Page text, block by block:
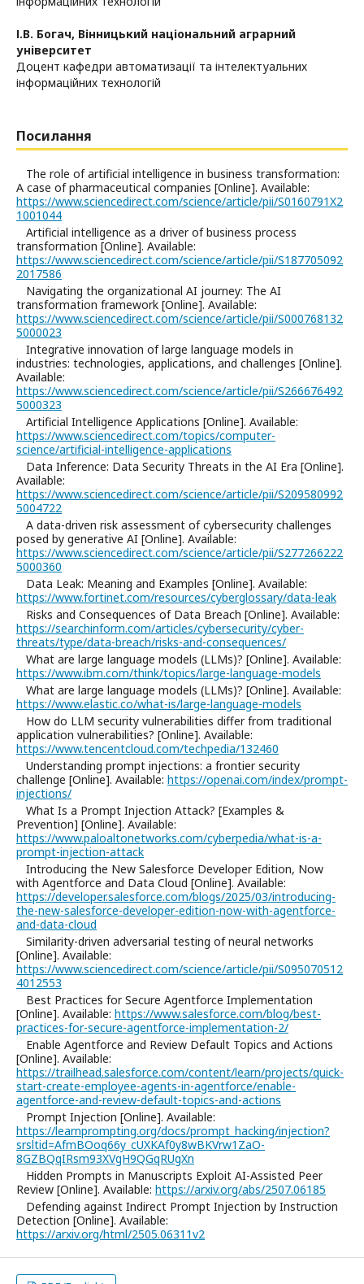
І.В. Богач, Вінницький національний аграрний
університет
Доцент кафедри автоматизації та інтелектуальних
інформаційних технологій
Посилання
The role of artificial intelligence in business transformation:
A case of pharmaceutical companies [Online]. Available:
https://www.sciencedirect.com/science/article/pii/S0160791X2
1001044
Artificial intelligence as a driver of business process
transformation [Online]. Available:
https://www.sciencedirect.com/science/article/pii/S187705092
2017586
Navigating the organizational AI journey: The AI
transformation framework [Online]. Available:
https://www.sciencedirect.com/science/article/pii/S000768132
5000023
Integrative innovation of large language models in
industries: technologies, applications, and challenges [Online].
Available:
https://www.sciencedirect.com/science/article/pii/S266676492
5000323
Artificial Intelligence Applications [Online]. Available:
https://www.sciencedirect.com/topics/computer-
science/artificial-intelligence-applications
Data Inference: Data Security Threats in the AI Era [Online].
Available:
https://www.sciencedirect.com/science/article/pii/S209580992
5004722
A data-driven risk assessment of cybersecurity challenges
posed by generative AI [Online]. Available:
https://www.sciencedirect.com/science/article/pii/S277266222
5000360
Data Leak: Meaning and Examples [Online]. Available:
https://www.fortinet.com/resources/cyberglossary/data-leak
Risks and Consequences of Data Breach [Online]. Available:
https://searchinform.com/articles/cybersecurity/cyber-
threats/type/data-breach/risks-and-consequences/
What are large language models (LLMs)? [Online]. Available:
https://www.ibm.com/think/topics/large-language-models
What are large language models (LLMs)? [Online]. Available:
https://www.elastic.co/what-is/large-language-models
How do LLM security vulnerabilities differ from traditional
application vulnerabilities? [Online]. Available:
https://www.tencentcloud.com/techpedia/132460
Understanding prompt injections: a frontier security
challenge [Online]. Available: https://openai.com/index/prompt-
injections/
What Is a Prompt Injection Attack? [Examples &
Prevention] [Online]. Available:
https://www.paloaltonetworks.com/cyberpedia/what-is-a-
prompt-injection-attack
Introducing the New Salesforce Developer Edition, Now
with Agentforce and Data Cloud [Online]. Available:
https://developer.salesforce.com/blogs/2025/03/introducing-
the-new-salesforce-developer-edition-now-with-agentforce-
and-data-cloud
Similarity-driven adversarial testing of neural networks
[Online]. Available:
https://www.sciencedirect.com/science/article/pii/S095070512
4012553
Best Practices for Secure Agentforce Implementation
[Online]. Available: https://www.salesforce.com/blog/best-
practices-for-secure-agentforce-implementation-2/
Enable Agentforce and Review Default Topics and Actions
[Online]. Available:
https://trailhead.salesforce.com/content/learn/projects/quick-
start-create-employee-agents-in-agentforce/enable-
agentforce-and-review-default-topics-and-actions
Prompt Injection [Online]. Available:
https://learnprompting.org/docs/prompt_hacking/injection?
srsltid=AfmBOoq66y_cUXKAf0y8wBKVrw1ZaO-
8GZBQqIRsm93XVgH9QGqRUgXn
Hidden Prompts in Manuscripts Exploit AI-Assisted Peer
Review [Online]. Available: https://arxiv.org/abs/2507.06185
Defending against Indirect Prompt Injection by Instruction
Detection [Online]. Available:
https://arxiv.org/html/2505.06311v2